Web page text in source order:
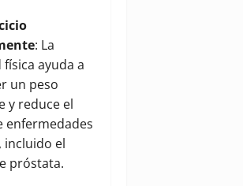
: La
ayuda a
un peso
y reduce el
enfermedades
incluido el
próstata.